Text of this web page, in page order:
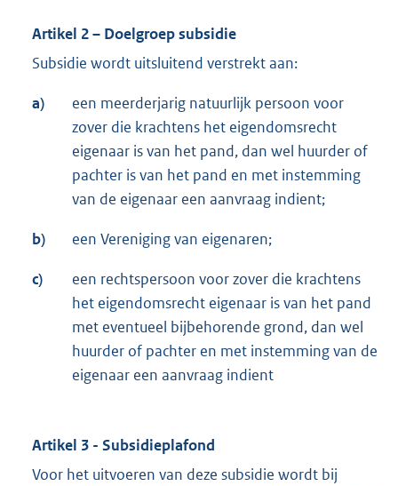
Artikel 2 – Doelgroep subsidie
Subsidie wordt uitsluitend verstrekt aan:
a)
een meerderjarig natuurlijk persoon voor
zover die krachtens het eigendomsrecht
eigenaar is van het pand, dan wel huurder of
pachter is van het pand en met instemming
van de eigenaar een aanvraag indient;
b) een Vereniging van eigenaren;
c)
een rechtspersoon voor zover die krachtens
het eigendomsrecht eigenaar is van het pand
met eventueel bijbehorende grond, dan wel
huurder of pachter en met instemming van de
eigenaar een aanvraag indient
Artikel 3 - Subsidieplafond
Voor het uitvoeren van deze subsidie wordt bij